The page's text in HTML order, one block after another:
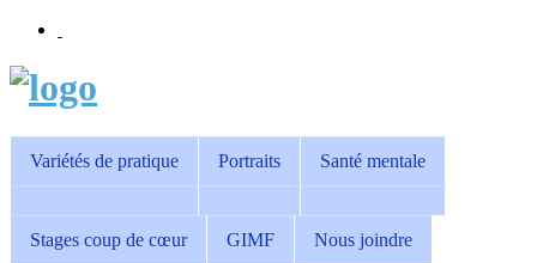
Variétés de pratique Portraits Santé mentale
Stages coup de cœur GIMF Nous joindre